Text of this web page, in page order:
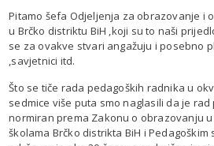
Pitamo šefa Odjeljenja za obrazovanje i
u Brčko distriktu BiH ,koji su to naši
se za ovakve stvari angažuju i posebno
,savjetnici itd.
Što se tiče rada pedagoških radnika u
sedmice više puta smo naglasili da je
normiran prema Zakonu o obrazovanju
školama Brčko distrikta BiH i Pedagoškim